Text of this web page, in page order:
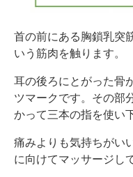
首の前にある胸鎖乳突
いう筋肉を触ります。
耳の後ろにとがった骨
ツマークです。その部
かって三本の指を使い
痛みよりも気持ちがい
に向けてマッサージし